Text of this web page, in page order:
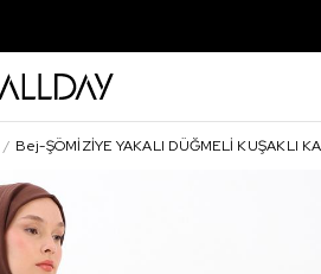
Bej-ŞÖMİZİYE YAKALI DÜĞMELİ KUŞAKLI